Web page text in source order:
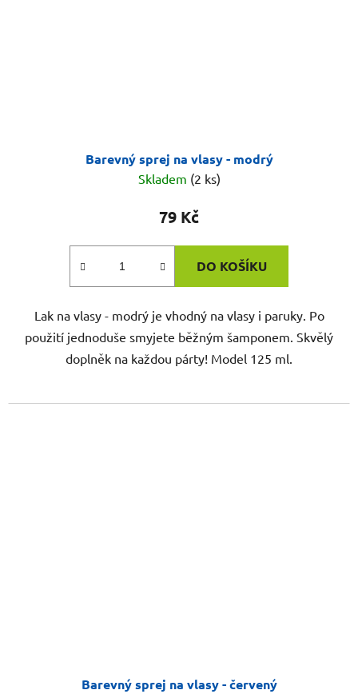
Barevný sprej na vlasy - modrý
Skladem (2 ks)
79 Kč
DO KOŠÍKU
Lak na vlasy - modrý je vhodný na vlasy i paruky. Po
použití jednoduše smyjete běžným šamponem. Skvělý
doplněk na každou párty! Model 125 ml.
Barevný sprej na vlasy - červený